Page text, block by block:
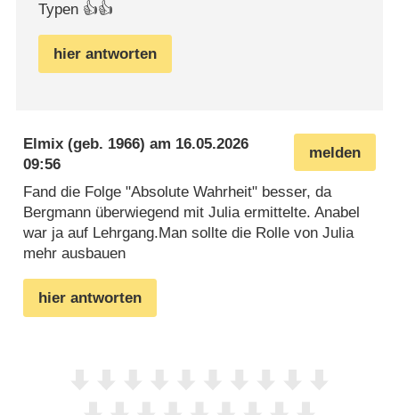
Typen 👍👍
hier antworten
melden
Elmix (geb. 1966) am 16.05.2026
09:56
Fand die Folge "Absolute Wahrheit" besser, da
Bergmann überwiegend mit Julia ermittelte. Anabel
war ja auf Lehrgang.Man sollte die Rolle von Julia
mehr ausbauen
hier antworten